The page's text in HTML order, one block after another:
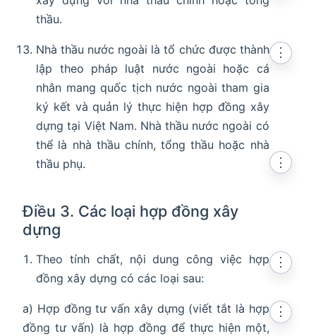
thầu.
Nhà thầu nước ngoài là tổ chức được thành
lập theo pháp luật nước ngoài hoặc cá
nhân mang quốc tịch nước ngoài tham gia
ký kết và quản lý thực hiện hợp đồng xây
dựng tại Việt Nam. Nhà thầu nước ngoài có
thể là nhà thầu chính, tổng thầu hoặc nhà
thầu phụ.
⋮
Điều 3. Các loại hợp đồng xây
dựng
⋮
Theo tính chất, nội dung công việc hợp
đồng xây dựng có các loại sau:
⋮
a) Hợp đồng tư vấn xây dựng (viết tắt là hợp
đồng tư vấn) là hợp đồng để thực hiện một,
⋮